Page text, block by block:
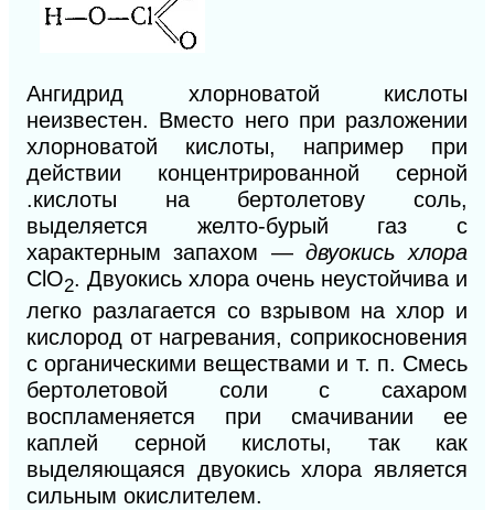
Ангидрид хлорноватой кислоты
неизвестен. Вместо него при разложении
хлорноватой кислоты, например при
действии концентрированной серной
.кислоты на бертолетову соль,
выделяется желто-бурый газ с
характерным запахом — двуокись хлора
СlO2. Двуокись хлора очень неустойчива и
легко разлагается со взрывом на хлор и
кислород от нагревания, соприкосновения
с органическими веществами и т. п. Смесь
бертолетовой соли с сахаром
воспламеняется при смачивании ее
каплей серной кислоты, так как
выделяющаяся двуокись хлора является
сильным окислителем.